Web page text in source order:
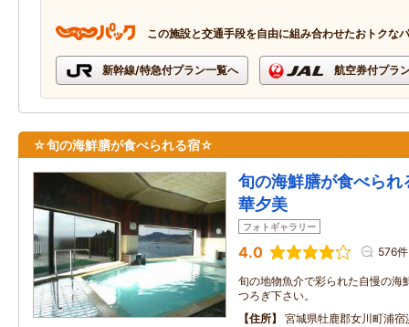
この施設と交通手段を自由に組み合わせたおトクな
新幹線/特急付プラン一覧へ 航空券付プラ
☆旬の海鮮膳が食べられる宿☆
旬の海鮮膳が食べら
華夕美
フォトギャラリー
4.0 576件
旬の地物魚介で彩られた自慢の海
つろぎ下さい。
住所
宮城県牡鹿郡女川町浦